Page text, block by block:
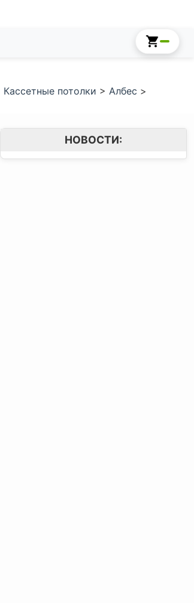
Кассетные потолки > Албес >
НОВОСТИ: